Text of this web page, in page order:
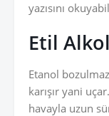
yazısını
Etil
Etanol
karışır yani
havayla uzun